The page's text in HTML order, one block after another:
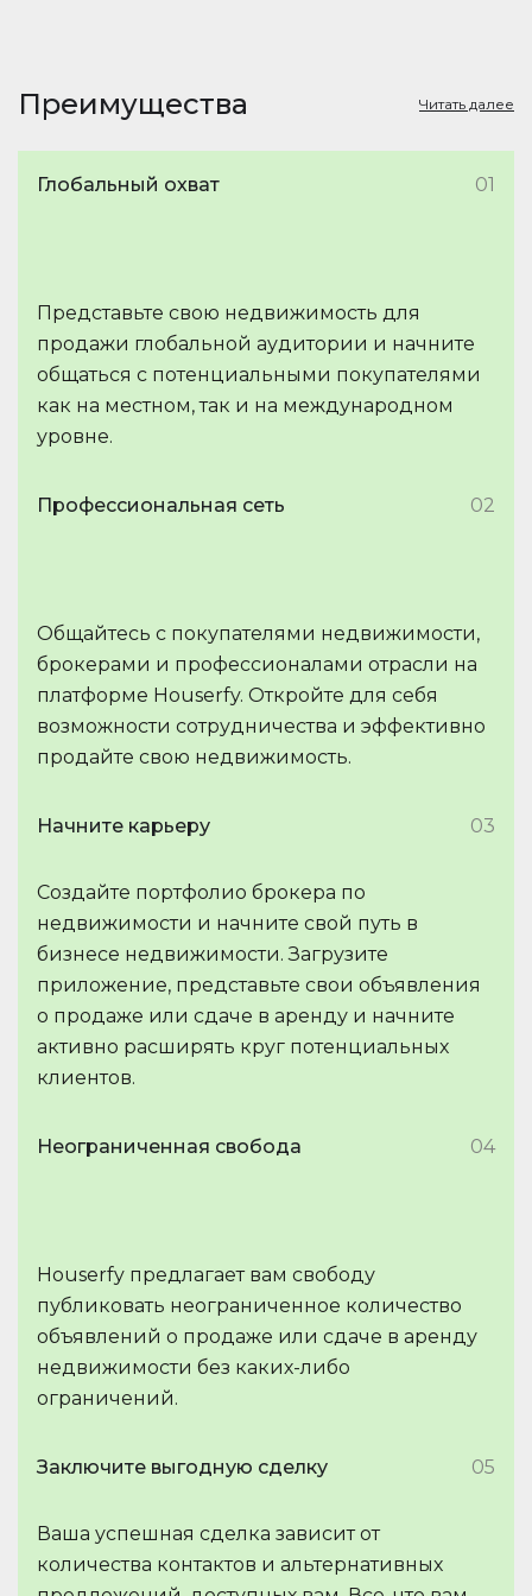
Преимущества Читать далее
Глобальный охват 01
Представьте свою недвижимость для
продажи глобальной аудитории и начните
общаться с потенциальными покупателями
как на местном, так и на международном
уровне.
Профессиональная сеть 02
Общайтесь с покупателями недвижимости,
брокерами и профессионалами отрасли на
платформе Houserfy. Откройте для себя
возможности сотрудничества и эффективно
продайте свою недвижимость.
Начните карьеру 03
Создайте портфолио брокера по
недвижимости и начните свой путь в
бизнесе недвижимости. Загрузите
приложение, представьте свои объявления
о продаже или сдаче в аренду и начните
активно расширять круг потенциальных
клиентов.
Неограниченная свобода 04
Houserfy предлагает вам свободу
публиковать неограниченное количество
объявлений о продаже или сдаче в аренду
недвижимости без каких-либо
ограничений.
Заключите выгодную сделку 05
Ваша успешная сделка зависит от
количества контактов и альтернативных